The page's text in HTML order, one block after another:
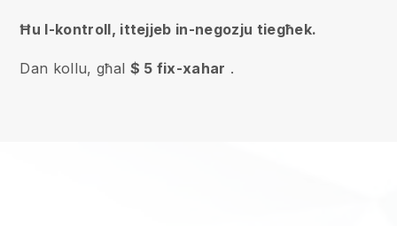
Ħu l-kontroll, ittejjeb in-negozju tiegħek.
Dan kollu, għal $ 5 fix-xahar .